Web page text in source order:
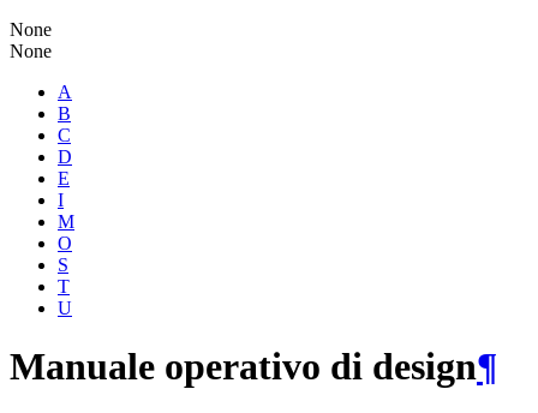
None
None
A
B
C
D
E
I
M
O
S
T
U
Manuale operativo di design¶